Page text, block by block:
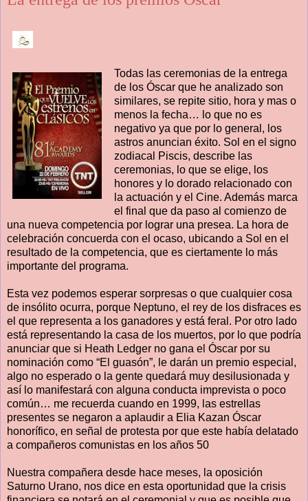
Todas las ceremonias de la entrega
de los Óscar que he analizado son
similares, se repite sitio, hora y mas o
menos la fecha… lo que no es
negativo ya que por lo general, los
astros anuncian éxito. Sol en el signo
zodiacal Piscis, describe las
ceremonias, lo que se elige, los
honores y lo dorado relacionado con
la actuación y el Cine. Además marca
el final que da paso al comienzo de
una nueva competencia por lograr una presea. La hora de
celebración concuerda con el ocaso, ubicando a Sol en el
resultado de la competencia, que es ciertamente lo más
importante del programa.
Esta vez podemos esperar sorpresas o que cualquier cosa
de insólito ocurra, porque Neptuno, el rey de los disfraces es
el que representa a los ganadores y está feral. Por otro lado
está representando la casa de los muertos, por lo que podría
anunciar que si Heath Ledger no gana el Óscar por su
nominación como “El guasón”, le darán un premio especial,
algo no esperado o la gente quedará muy desilusionada y
así lo manifestará con alguna conducta imprevista o poco
común… me recuerda cuando en 1999, las estrellas
presentes se negaron a aplaudir a Elia Kazan Óscar
honorífico, en señal de protesta por que este había delatado
a compañeros comunistas en los años 50
Nuestra compañera desde hace meses, la oposición
Saturno Urano, nos dice en esta oportunidad que la crisis